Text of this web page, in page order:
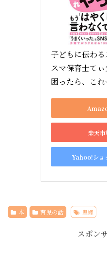
子どもに伝わ
スマ保育士て
困ったら、これ
楽天市
Yahoo!ショ
本 育児の話 鬼嫁
スポン